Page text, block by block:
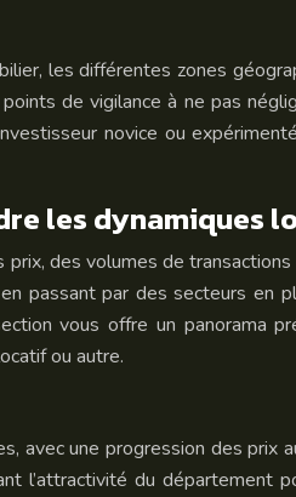
les différentes zones
de vigilance à ne pas
novice ou
les dynamiques
des volumes de
passant par des secteurs
vous offre un panorama
ou autre.
avec une progression des
l’attractivité du